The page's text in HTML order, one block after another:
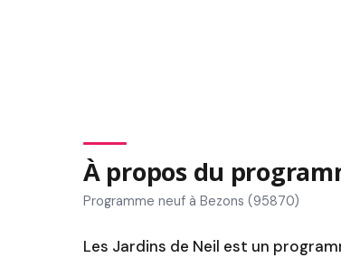
À propos du
Programme neuf à Bezons (95870)
Les Jardins de Neil est un